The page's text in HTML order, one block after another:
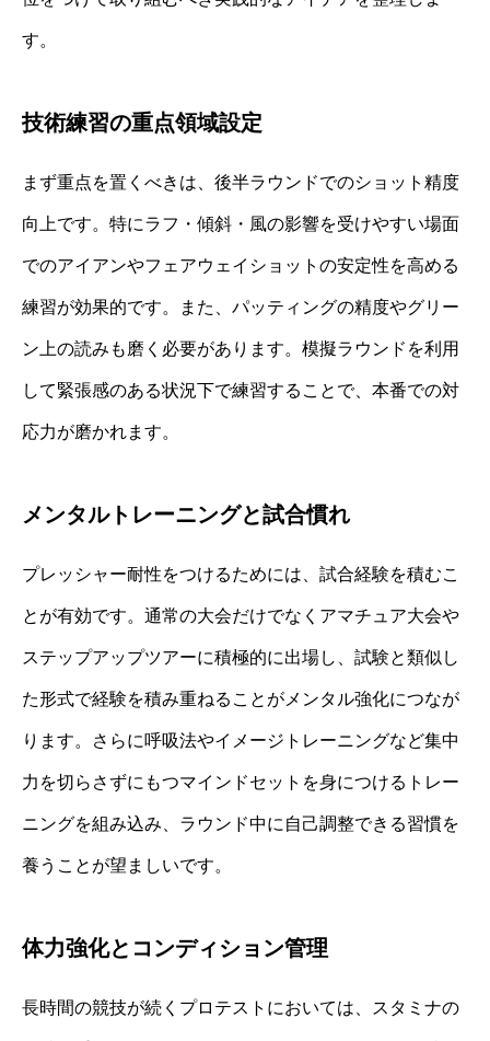
す。
技術練習の重点領域設定
まず重点を置くべきは、後半ラウンドでのショット精度
向上です。特にラフ・傾斜・風の影響を受けやすい場面
でのアイアンやフェアウェイショットの安定性を高める
練習が効果的です。また、パッティングの精度やグリー
ン上の読みも磨く必要があります。模擬ラウンドを利用
して緊張感のある状況下で練習することで、本番での対
応力が磨かれます。
メンタルトレーニングと試合慣れ
プレッシャー耐性をつけるためには、試合経験を積むこ
とが有効です。通常の大会だけでなくアマチュア大会や
ステップアップツアーに積極的に出場し、試験と類似し
た形式で経験を積み重ねることがメンタル強化につなが
ります。さらに呼吸法やイメージトレーニングなど集中
力を切らさずにもつマインドセットを身につけるトレー
ニングを組み込み、ラウンド中に自己調整できる習慣を
養うことが望ましいです。
体力強化とコンディション管理
長時間の競技が続くプロテストにおいては、スタミナの